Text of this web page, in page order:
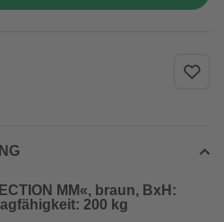
MM«, braun, BxH:
200 kg